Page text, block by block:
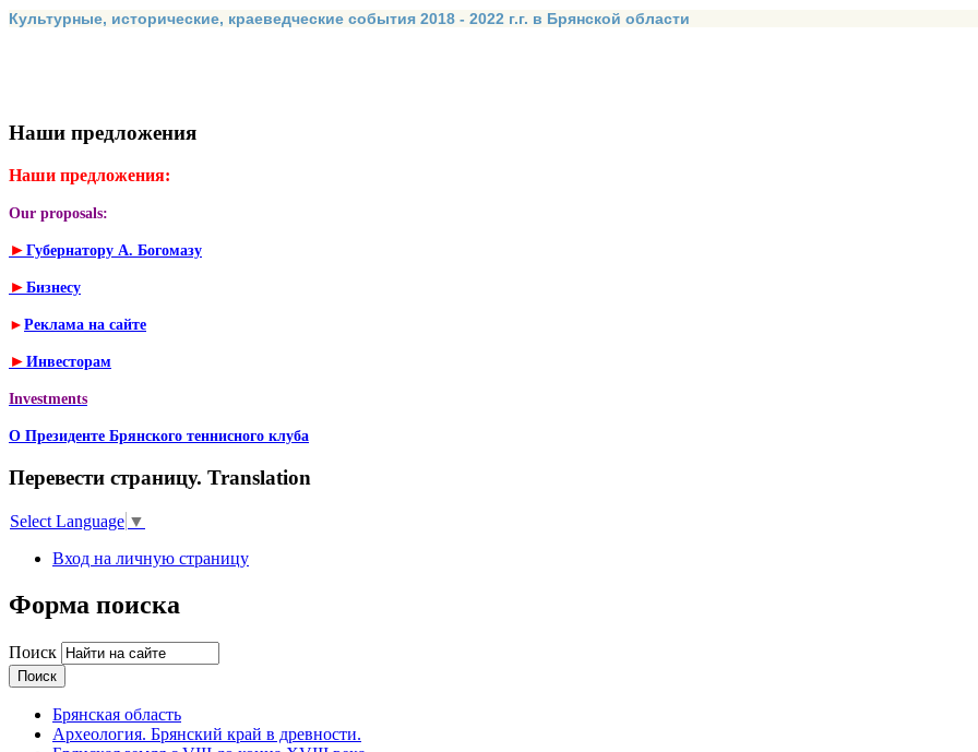
Культурные, исторические, краеведческие события 2018 - 2022 г.г. в Брянской области
Наши предложения
Наши предложения:
Our proposals:
► Губернатору А. Богомазу
► Бизнесу
► Реклама на сайте
► Инвесторам
Investments
О Президенте Брянского теннисного клуба
Перевести страницу. Translation
Select Language ▼
Вход на личную страницу
Форма поиска
Поиск
Брянская область
Археология. Брянский край в древности.